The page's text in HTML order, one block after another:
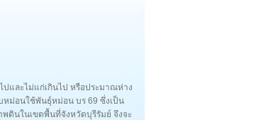
และไม่แก่เกินไป หรือประมาณห่าง
ม่อนใช้พันธุ์หม่อน บร 69 ซึ่งเป็น
ดินในเขตพื้นที่จังหวัดบุรีรัมย์ จึงจะ